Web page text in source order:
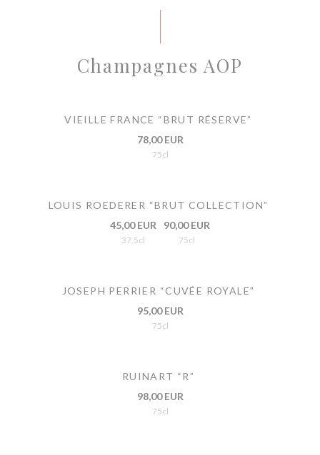
Champagnes AOP
VIEILLE FRANCE “BRUT RÉSERVE”
78,00 EUR
75cl
LOUIS ROEDERER “BRUT COLLECTION”
45,00 EUR
37,5cl
90,00 EUR
75cl
JOSEPH PERRIER “CUVÉE ROYALE”
95,00 EUR
75cl
RUINART “R”
98,00 EUR
75cl